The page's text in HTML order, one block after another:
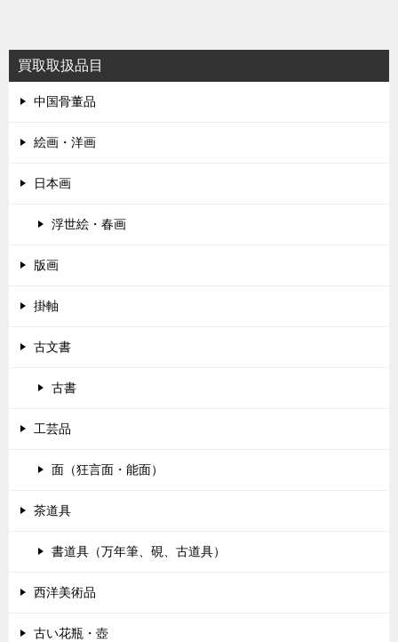
ゲ
ー
ン
買取取扱品目
中国骨董品
絵画・洋画
日本画
浮世絵・春画
版画
掛軸
古文書
古書
工芸品
面（狂言面・能面）
茶道具
書道具（万年筆、硯、古道具）
西洋美術品
古い花瓶・壺